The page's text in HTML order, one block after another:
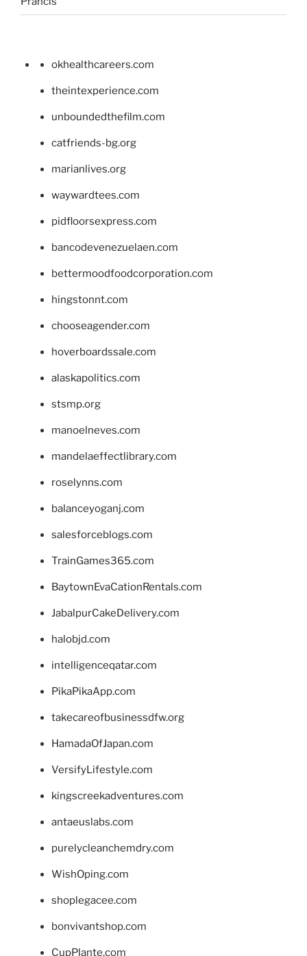
okhealthcareers.com
theintexperience.com
unboundedthefilm.com
catfriends-bg.org
marianlives.org
waywardtees.com
pidfloorsexpress.com
bancodevenezuelaen.com
bettermoodfoodcorporation.com
hingstonnt.com
chooseagender.com
hoverboardssale.com
alaskapolitics.com
stsmp.org
manoelneves.com
mandelaeffectlibrary.com
roselynns.com
balanceyoganj.com
salesforceblogs.com
TrainGames365.com
BaytownEvaCationRentals.com
JabalpurCakeDelivery.com
halobjd.com
intelligenceqatar.com
PikaPikaApp.com
takecareofbusinessdfw.org
HamadaOfJapan.com
VersifyLifestyle.com
kingscreekadventures.com
antaeuslabs.com
purelycleanchemdry.com
WishOping.com
shoplegacee.com
bonvivantshop.com
CupPlante.com